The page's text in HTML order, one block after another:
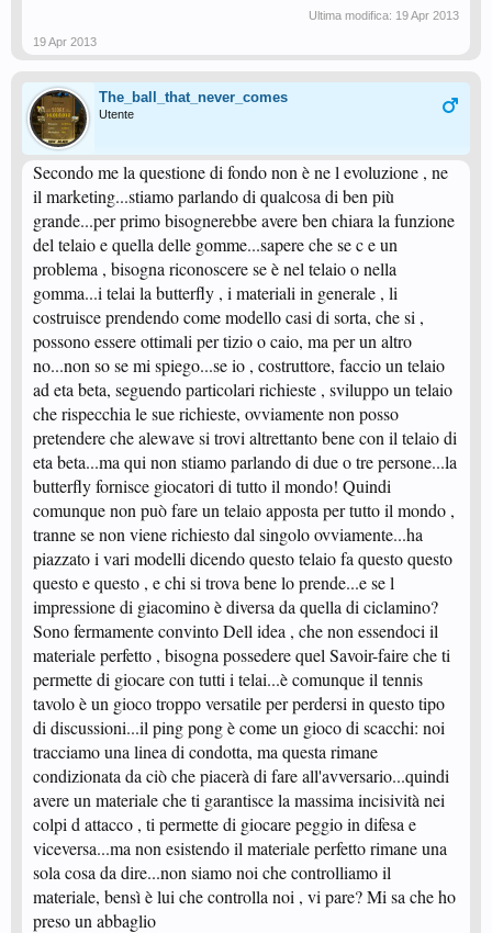
Ultima modifica: 19 Apr 2013
19 Apr 2013
The_ball_that_never_comes
Utente
Secondo me la questione di fondo non è ne l evoluzione , ne
il marketing...stiamo parlando di qualcosa di ben più
grande...per primo bisognerebbe avere ben chiara la funzione
del telaio e quella delle gomme...sapere che se c e un
problema , bisogna riconoscere se è nel telaio o nella
gomma...i telai la butterfly , i materiali in generale , li
costruisce prendendo come modello casi di sorta, che si ,
possono essere ottimali per tizio o caio, ma per un altro
no...non so se mi spiego...se io , costruttore, faccio un telaio
ad eta beta, seguendo particolari richieste , sviluppo un telaio
che rispecchia le sue richieste, ovviamente non posso
pretendere che alewave si trovi altrettanto bene con il telaio di
eta beta...ma qui non stiamo parlando di due o tre persone...la
butterfly fornisce giocatori di tutto il mondo! Quindi
comunque non può fare un telaio apposta per tutto il mondo ,
tranne se non viene richiesto dal singolo ovviamente...ha
piazzato i vari modelli dicendo questo telaio fa questo questo
questo e questo , e chi si trova bene lo prende...e se l
impressione di giacomino è diversa da quella di ciclamino?
Sono fermamente convinto Dell idea , che non essendoci il
materiale perfetto , bisogna possedere quel Savoir-faire che ti
permette di giocare con tutti i telai...è comunque il tennis
tavolo è un gioco troppo versatile per perdersi in questo tipo
di discussioni...il ping pong è come un gioco di scacchi: noi
tracciamo una linea di condotta, ma questa rimane
condizionata da ciò che piacerà di fare all'avversario...quindi
avere un materiale che ti garantisce la massima incisività nei
colpi d attacco , ti permette di giocare peggio in difesa e
viceversa...ma non esistendo il materiale perfetto rimane una
sola cosa da dire...non siamo noi che controlliamo il
materiale, bensì è lui che controlla noi , vi pare? Mi sa che ho
preso un abbaglio